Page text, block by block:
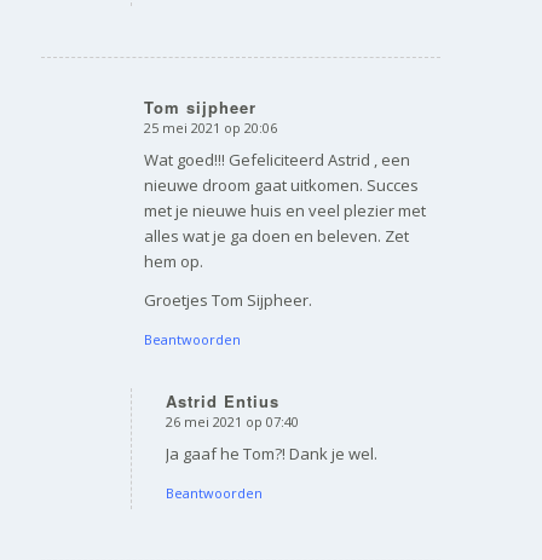
Tom sijpheer
zegt:
25 mei 2021 op 20:06
Wat goed!!! Gefeliciteerd Astrid , een
nieuwe droom gaat uitkomen. Succes
met je nieuwe huis en veel plezier met
alles wat je ga doen en beleven. Zet
hem op.
Groetjes Tom Sijpheer.
Beantwoorden
Astrid Entius
zegt:
26 mei 2021 op 07:40
Ja gaaf he Tom?! Dank je wel.
Beantwoorden